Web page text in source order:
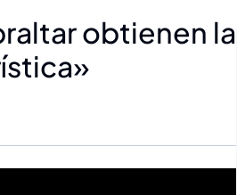
obtienen la